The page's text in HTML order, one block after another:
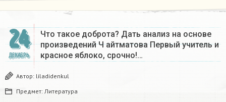
24
ДЕКАБРЬ
Что такое доброта? Дать анализ на основе
произведений Ч айтматова Первый учитель и
красное яблоко, срочно!…
Автор: liladidenkul
Предмет: Литература